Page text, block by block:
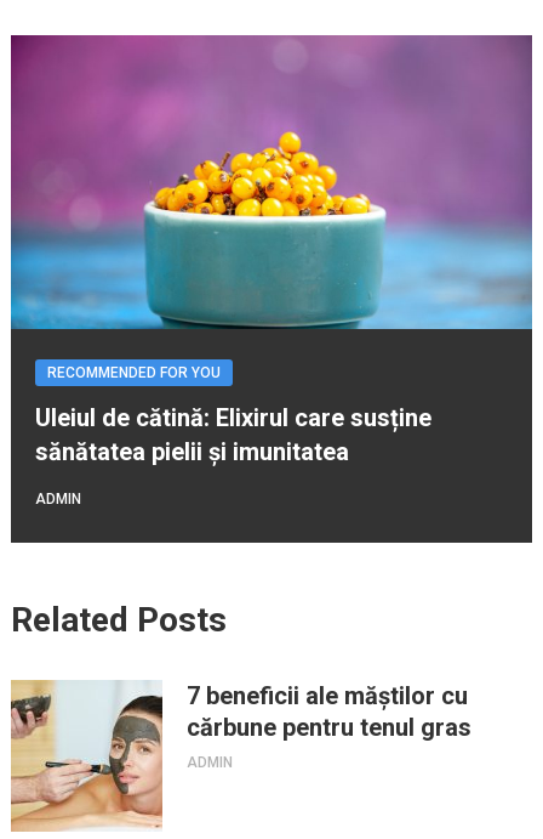
RECOMMENDED FOR YOU
Uleiul de cătină: Elixirul care susține
sănătatea pielii și imunitatea
ADMIN
Related Posts
7 beneficii ale măștilor cu
cărbune pentru tenul gras
ADMIN